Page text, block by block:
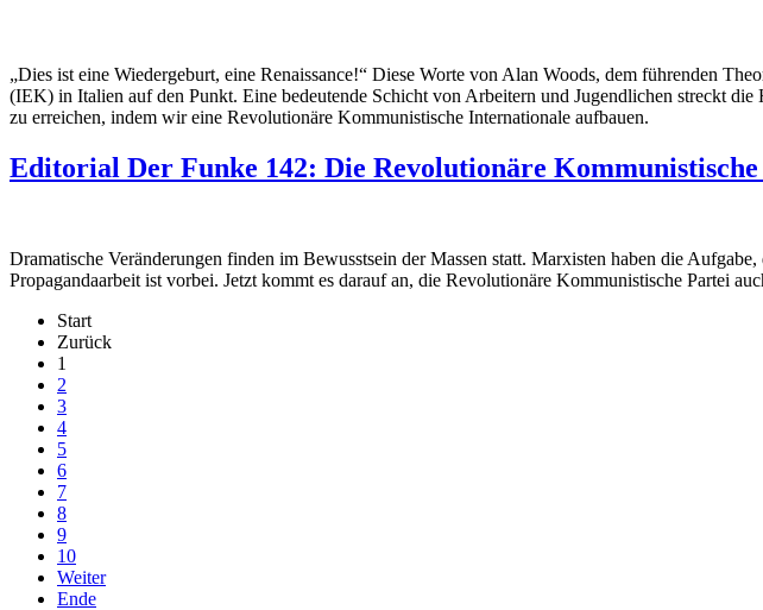
„Dies ist eine Wiedergeburt, eine Renaissance!“ Diese Worte von Alan Woods, dem führenden
(IEK) in Italien auf den Punkt. Eine bedeutende Schicht von Arbeitern und Jugendlichen streckt
zu erreichen, indem wir eine Revolutionäre Kommunistische Internationale aufbauen.
Editorial Der Funke 142: Die Revolutionäre
Dramatische Veränderungen finden im Bewusstsein der Massen statt. Marxisten haben die
Propagandaarbeit ist vorbei. Jetzt kommt es darauf an, die Revolutionäre Kommunistische Partei
Start
Zurück
1
2
3
4
5
6
7
8
9
10
Weiter
Ende